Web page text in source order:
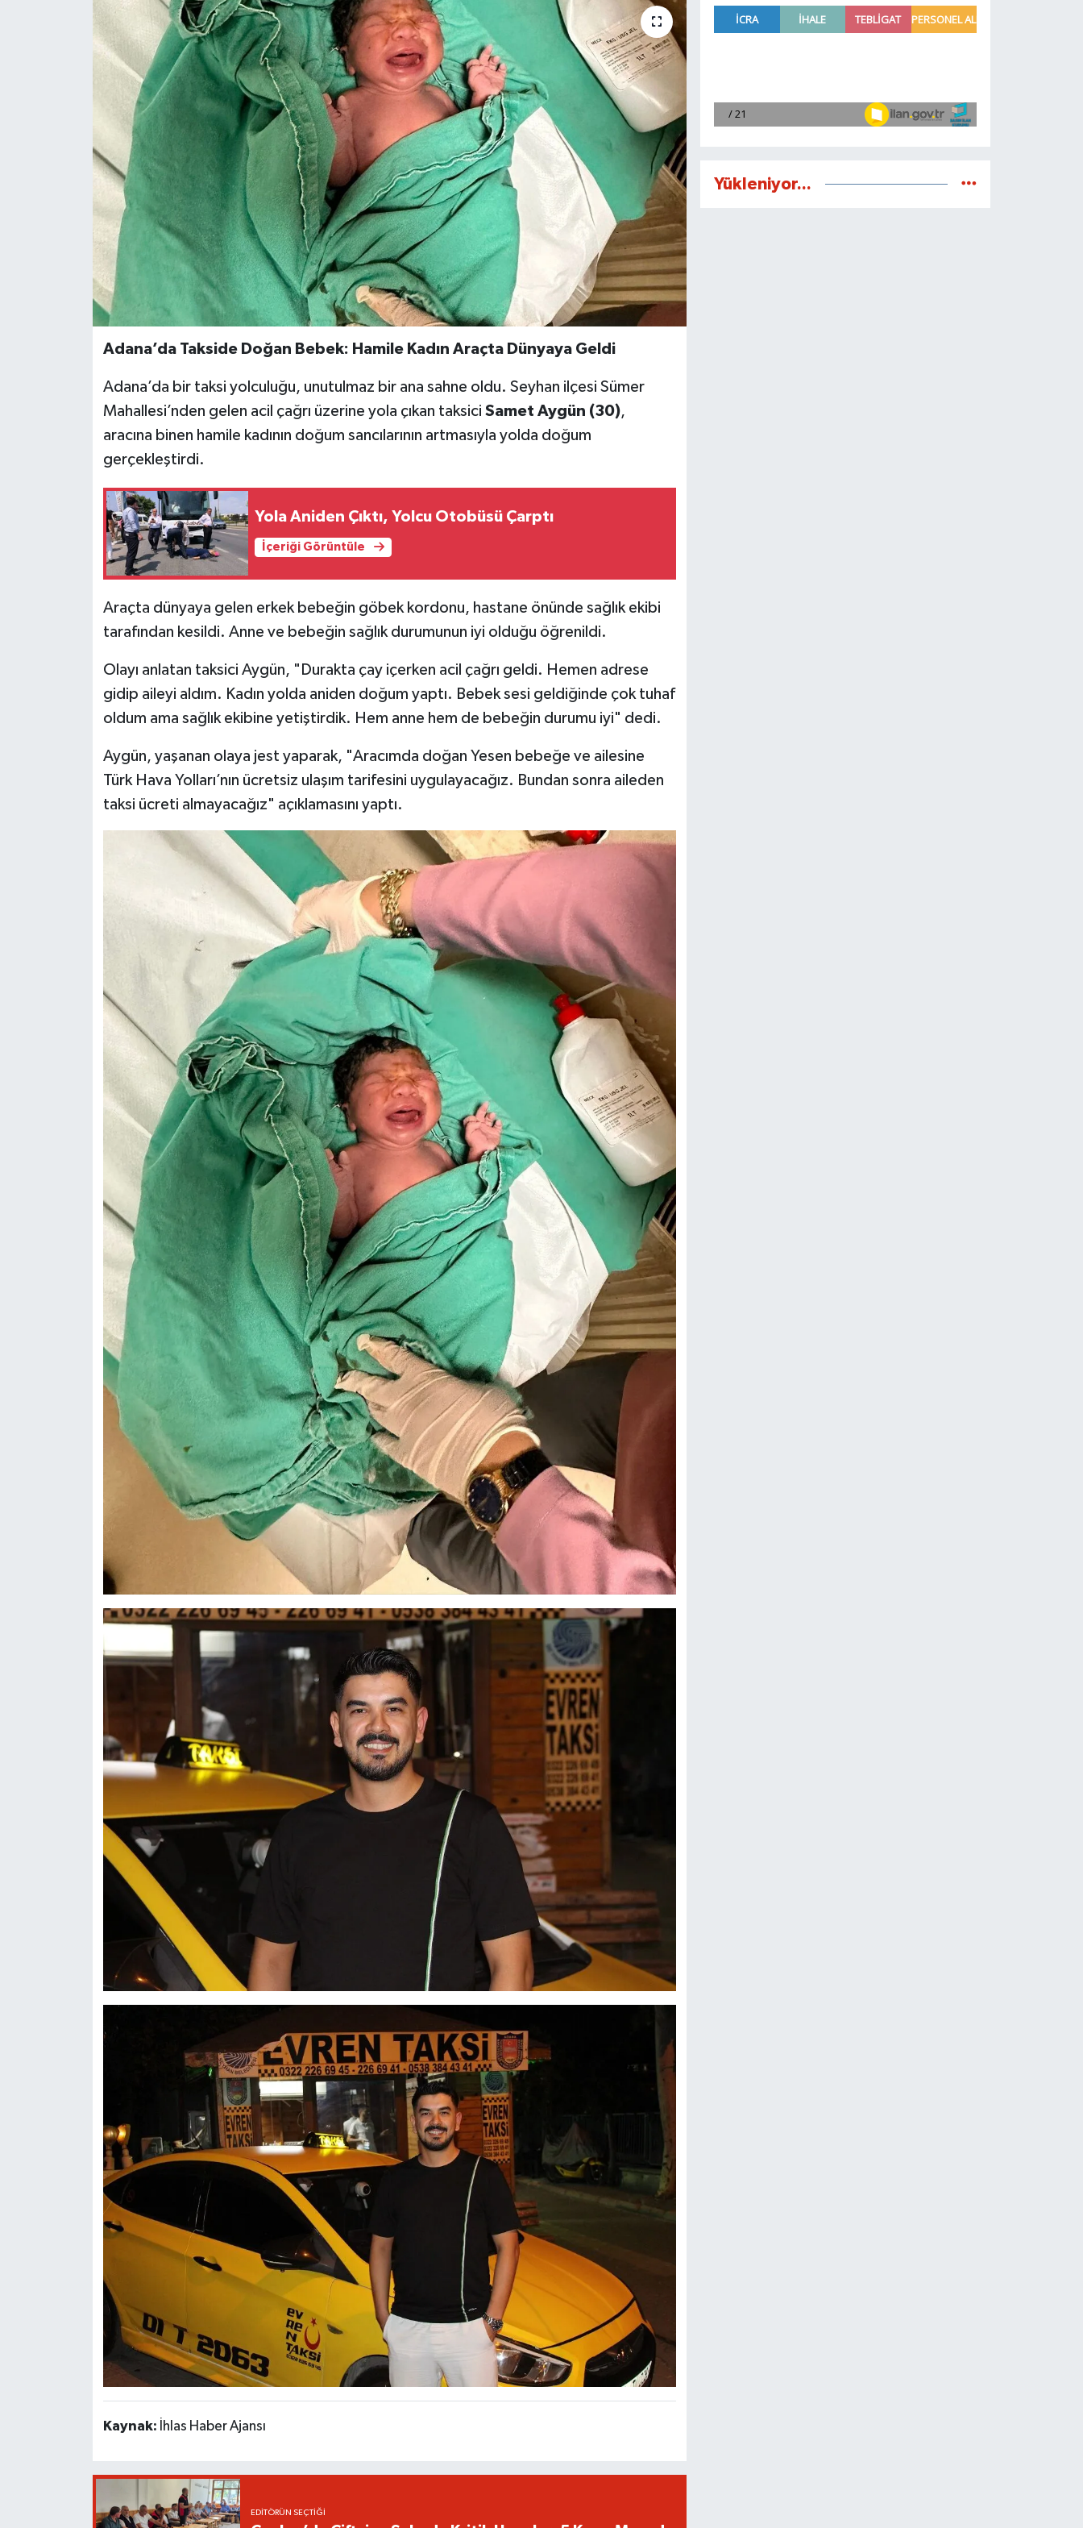
Adana’da Takside Doğan Bebek: Hamile Kadın Araçta Dünyaya Geldi
Adana’da bir taksi yolculuğu, unutulmaz bir ana sahne oldu. Seyhan ilçesi Sümer
Mahallesi’nden gelen acil çağrı üzerine yola çıkan taksici Samet Aygün (30),
aracına binen hamile kadının doğum sancılarının artmasıyla yolda doğum
gerçekleştirdi.
Yola Aniden Çıktı, Yolcu Otobüsü Çarptı
İçeriği Görüntüle
Araçta dünyaya gelen erkek bebeğin göbek kordonu, hastane önünde sağlık ekibi
tarafından kesildi. Anne ve bebeğin sağlık durumunun iyi olduğu öğrenildi.
Olayı anlatan taksici Aygün, "Durakta çay içerken acil çağrı geldi. Hemen adrese
gidip aileyi aldım. Kadın yolda aniden doğum yaptı. Bebek sesi geldiğinde çok tuhaf
oldum ama sağlık ekibine yetiştirdik. Hem anne hem de bebeğin durumu iyi" dedi.
Aygün, yaşanan olaya jest yaparak, "Aracımda doğan Yesen bebeğe ve ailesine
Türk Hava Yolları’nın ücretsiz ulaşım tarifesini uygulayacağız. Bundan sonra aileden
taksi ücreti almayacağız" açıklamasını yaptı.
Kaynak: İhlas Haber Ajansı
EDITÖRÜN SEÇTIĞI
Yükleniyor...
SİYASET
TEKNOLOJİ
VİZYONDAKİLER